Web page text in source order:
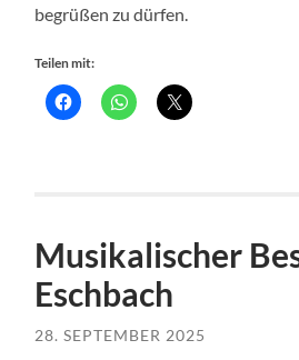
begrüßen zu dürfen.
Teilen mit:
Musikalischer
Eschbach
28. SEPTEMBER 2025